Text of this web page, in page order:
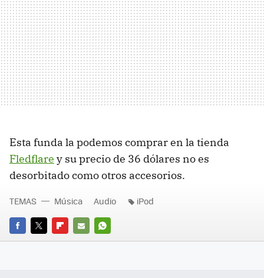
Esta funda la podemos comprar en la tienda
Fledflare y su precio de 36 dólares no es
desorbitado como otros accesorios.
FACEBOOK
TWITTERFLIPBOARD
E-
WHATSAPP
TEMAS Música Audio iPod